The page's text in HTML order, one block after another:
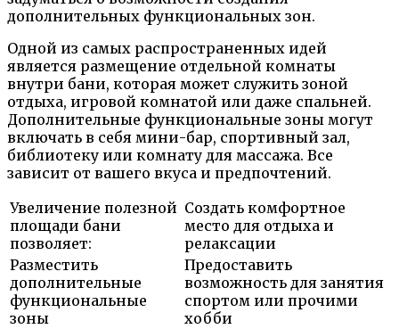
дополнительных функциональных зон.
Одной из самых распространенных идей
является размещение отдельной комнаты
внутри бани, которая может служить зоной
отдыха, игровой комнатой или даже спальней.
Дополнительные функциональные зоны могут
включать в себя мини-бар, спортивный зал,
библиотеку или комнату для массажа. Все
зависит от вашего вкуса и предпочтений.
Увеличение полезной
площади бани
позволяет:
Создать комфортное
место для отдыха и
релаксации
Разместить
дополнительные
функциональные
зоны
Предоставить
возможность для занятия
спортом или прочими
хобби